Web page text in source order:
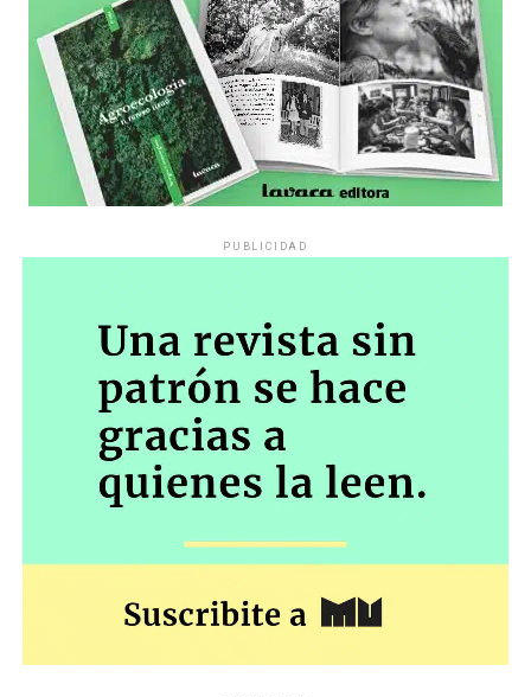
previstos en el CPCCN (en referencia al Código Procesal
y Civil de la Nación)- toda prueba relativa a cualquier
conducta, hecho y/o acto que resulte procedente para
resolver la cuestión en debate en estos autos, tal es el
planteo de inconstitucionalidad de la Resolución 943/23
(Protocolo de Seguridad)”.
«Esto así vista la finalidad de la acción de amparo que ‘…
actual o inminente, lesione, restrinja, altere o amenace,
garantías explícita o implícitamente reconocidas por la
Constitución Nacional, con excepción de la libertad
individual tutelada por el habeas corpus…» y en
resguardo de los derechos establecidos en la
Constitución Nacional”.
El miércoles será una nueva oportunidad para
comprobar hasta dónde el gobierno insiste en una
política que tiende a convertirá los jubilados en
marginados sociales, y para confirmar –en el caso del
poder judicial– cuál es la distancia entre las palabras y
PUBLICIDAD